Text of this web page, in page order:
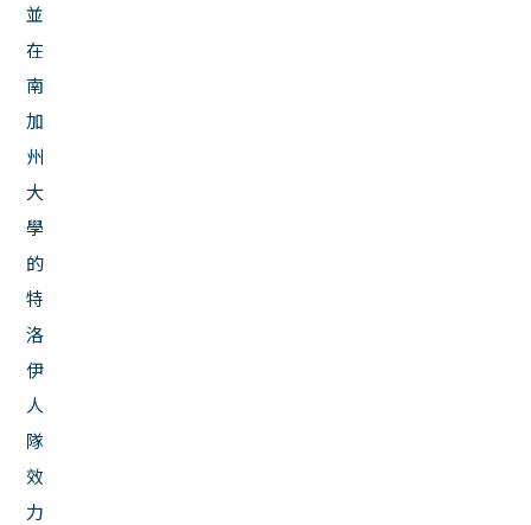
並
在
南
加
州
大
學
的
特
洛
伊
人
隊
效
力